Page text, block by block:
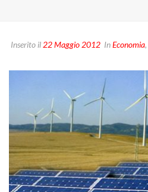
Inserito il 22 Maggio 2012 InEconomia,